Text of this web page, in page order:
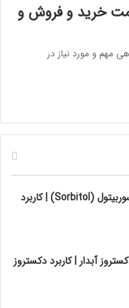
خرید و فروش و
مهم و مورد نیاز در
قیمت فروش و خرید سوربیتول (Sorbitol) | کاربرد
آبدار | کاربرد دکستروز